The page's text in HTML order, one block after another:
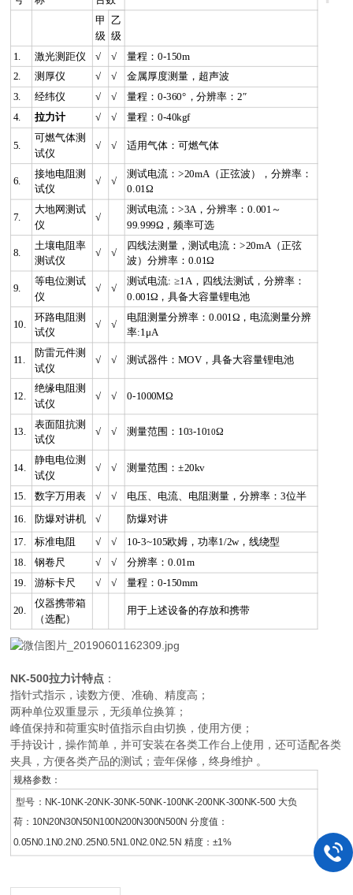
甲
级
乙
级
1.
激光测距仪 √ √
量程：0-150m
2.
测厚仪 √ √
金属厚度测量，超声波
3.
经纬仪 √ √
量程：0-360°，分辨率：2″
4.
拉力计 √ √ 量程：0-40kgf
5.
可燃气体测
试仪
√ √ 适用气体：可燃气体
6.
接地电阻测
试仪
√ √
测试电流：>20mA（正弦波），分辨率：
0.01Ω
7.
大地网测试
仪
√
测试电流：>3A，分辨率：0.001～
99.999Ω，频率可选
8.
土壤电阻率
测试仪
√ √
四线法测量，测试电流：>20mA（正弦
波）分辨率：0.01Ω
9.
等电位测试
仪
√ √
测试电流: ≥1A，四线法测试，分辨率：
0.001Ω，具备大容量锂电池
10.
环路电阻测
试仪
√ √
电阻测量分辨率：0.001Ω，电流测量分辨
率:1μA
11.
防雷元件测
试仪
√ √ 测试器件：MOV，具备大容量锂电池
12.
绝缘电阻测
试仪
√ √ 0-1000MΩ
13.
表面阻抗测
试仪
√ √ 测量范围：103-1010Ω
14.
静电电位测
试仪
√ √ 测量范围：±20kv
15. 数字万用表 √ √ 电压、电流、电阻测量，分辨率：3位半
16. 防爆对讲机 √ 防爆对讲
17. 标准电阻 √ √
10-3~105欧姆，功率1/2w，线绕型
18.
钢卷尺 √ √
分辨率：0.01m
19.
游标卡尺 √ √ 量程：0-150mm
20.
仪器携带箱
（选配）
用于上述设备的存放和携带
NK-500拉力计特点 ：
指针式指示，读数方便、准确、精度高；
两种单位双重显示，无须单位换算；
峰值保持和荷重实时值指示自由切换，使用方便；
手持设计，操作简单，并可安装在各类工作台上使用，还可适配各类
夹具，方便各类产品的测试；壹年保修，终身维护 。
规格参数：
型号：NK-10NK-20NK-30NK-50NK-100NK-200NK-300NK-500 大负
荷：10N20N30N50N100N200N300N500N 分度值：
0.05N0.1N0.2N0.25N0.5N1.0N2.0N2.5N 精度：±1%